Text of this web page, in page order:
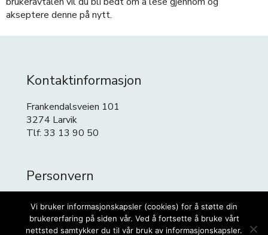
akseptere denne på nytt.
Kontaktinformasjon
Frankendalsveien 101
3274 Larvik
Tlf: 33 13 90 50
Personvern
Personvern
Cookies
Vi bruker informasjonskapsler (cookies) for å støtte din
brukererfaring på siden vår. Ved å fortsette å bruke vårt
nettsted samtykker du til vår bruk av informasjonskapsler.